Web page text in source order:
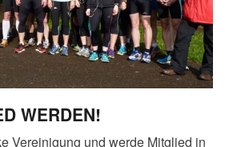
WERDEN!
Vereinigung und werde Mitglied in